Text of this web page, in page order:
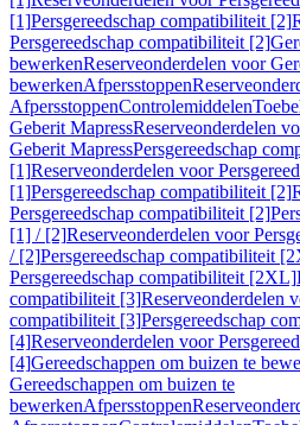
[1]Persgereedschap compatibiliteit [2]
Persgereedschap compatibiliteit [2]
bewerkenReserveonderdelen voor
bewerkenAfpersstoppen
AfpersstoppenControlemiddelen
Geberit MapressReserveonderdelen
Geberit MapressPersgereedschap
[1]Reserveonderdelen voor
[1]Persgereedschap compatibiliteit [2]
Persgereedschap compatibiliteit [2]
[1] / [2]Reserveonderdelen voor
/ [2]Persgereedschap compatibiliteit
Persgereedschap compatibiliteit [2XL]
compatibiliteit [3]Reserveonderdelen
compatibiliteit [3]Persgereedschap
[4]Reserveonderdelen voor
[4]Gereedschappen om buizen te
Gereedschappen om buizen te
bewerkenAfpersstoppen